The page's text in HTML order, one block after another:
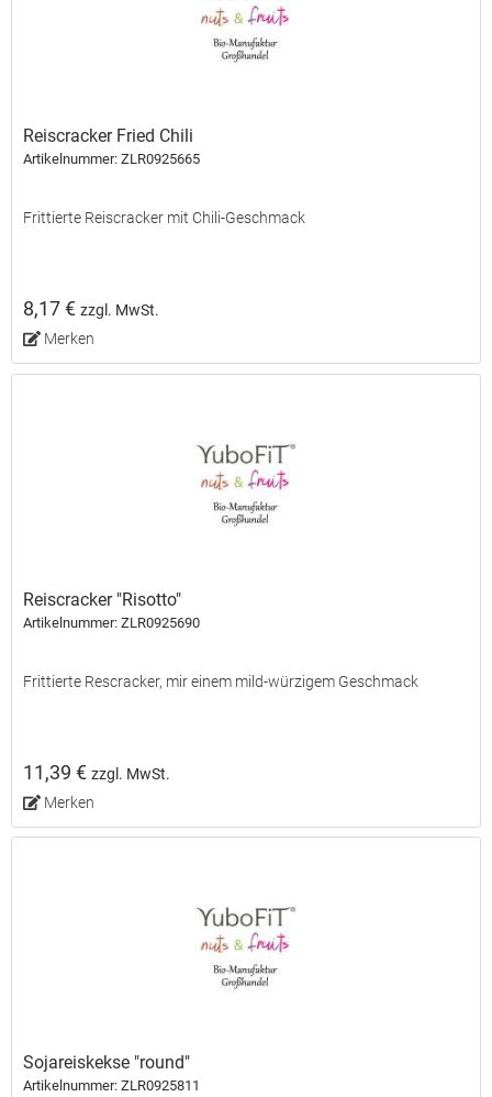
Reiscracker Fried Chili
Artikelnummer: ZLR0925665
Frittierte Reiscracker mit Chili-Geschmack
8,17 €zzgl. MwSt.
Merken
Reiscracker "Risotto"
Artikelnummer: ZLR0925690
Frittierte Rescracker, mir einem mild-würzigem Geschmack
11,39 €zzgl. MwSt.
Merken
Sojareiskekse "round"
Artikelnummer: ZLR0925811